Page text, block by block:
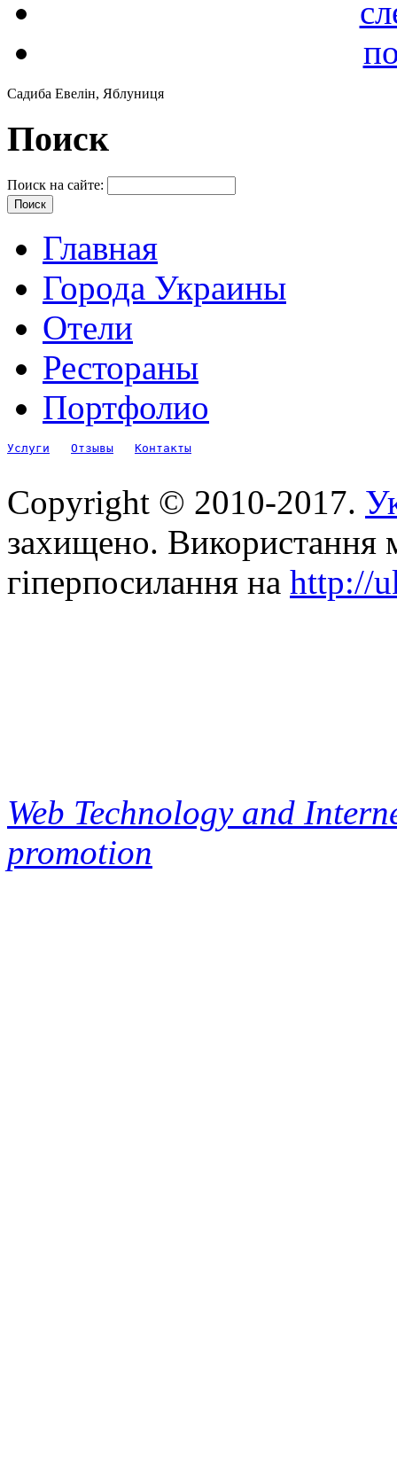
Садиба Евелін, Яблуниця
Поиск
Поиск на сайте:
Главная
Города Украины
Отели
Рестораны
Портфолио
Услуги Отзывы Контакты
Copyright © 2010-2017.
захищено. Використання
гіперпосилання на http://
Web Technology and
promotion